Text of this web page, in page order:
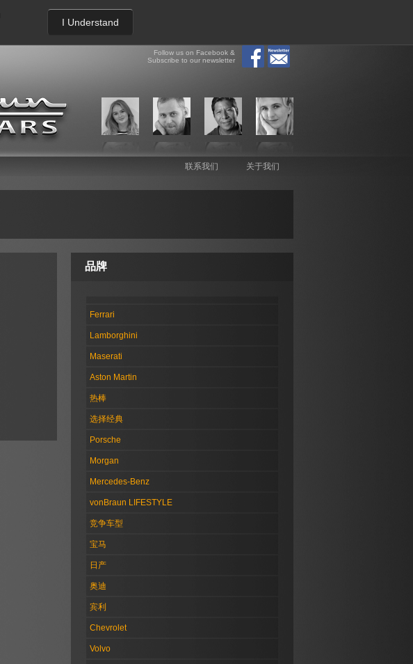
I Understand
Follow us on Facebook &
Subscribe to our newsletter
联系我们 关于我们
品牌
Ferrari
Lamborghini
Maserati
Aston Martin
热棒
选择经典
Porsche
Morgan
Mercedes-Benz
vonBraun LIFESTYLE
竞争车型
宝马
日产
奥迪
宾利
Chevrolet
Volvo